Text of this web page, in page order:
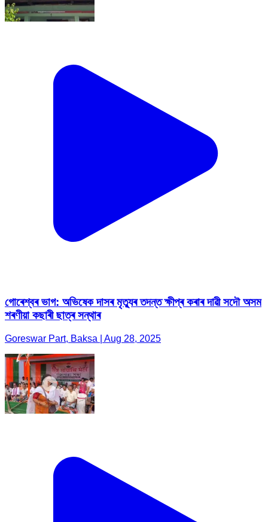
গোৰেশ্বৰ ভাগ: অভিষেক দাসৰ মৃত্যুৰ তদন্ত ক্ষীপ্ৰ কৰাৰ দাৱী সদৌ অসম
শৰণীয়া কছাৰী ছাত্ৰ সন্থাৰ
Goreswar Part, Baksa | Aug 28, 2025